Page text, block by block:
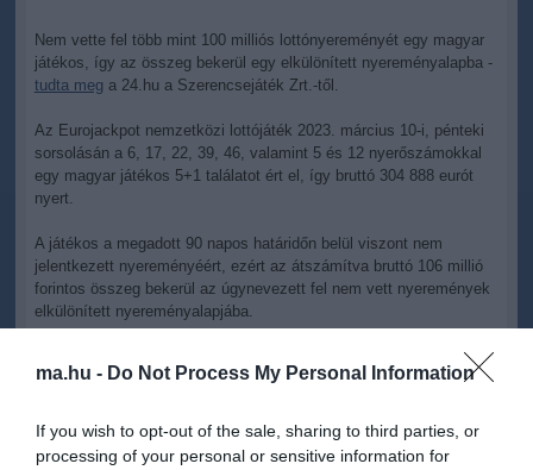
ma.hu - Do Not Process My Personal Information
If you wish to opt-out of the sale, sharing to third parties, or
processing of your personal or sensitive information for
Nem vette fel több mint 100 milliós lottónyereményét egy magyar
játékos, így az összeg bekerül egy elkülönített nyereményalapba -
tudta meg a 24.hu a Szerencsejáték Zrt.-től.
Az Eurojackpot nemzetközi lottójáték 2023. március 10-i, pénteki
sorsolásán a 6, 17, 22, 39, 46, valamint 5 és 12 nyerőszámokkal
egy magyar játékos 5+1 találatot ért el, így bruttó 304 888 eurót
nyert.
A játékos a megadott 90 napos határidőn belül viszont nem
jelentkezett nyereményéért, ezért az átszámítva bruttó 106 millió
forintos összeg bekerül az úgynevezett fel nem vett nyeremények
elkülönített nyereményalapjába.
felhasználására az állami társaságnak 180 nap áll rendelkezésére,
nyerőosztály nyereményalapjának kiegészítésével juttathatja
vissza a játékosokhoz".